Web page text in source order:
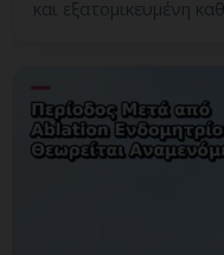
και εξατομικευμένη